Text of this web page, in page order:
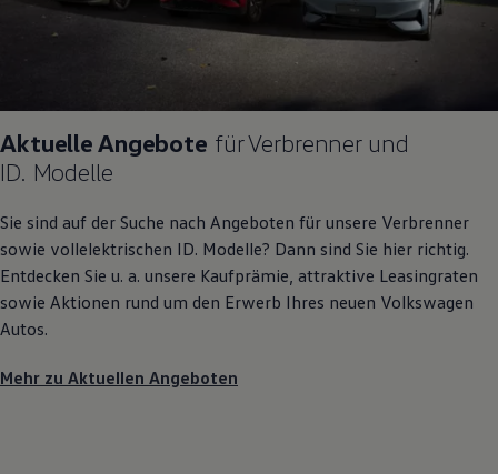
Aktuelle Angebote für Verbrenner und
ID. Modelle
Sie sind auf der Suche nach Angeboten für unsere Verbrenner
sowie vollelektrischen ID. Modelle? Dann sind Sie hier richtig.
Entdecken Sie u. a. unsere Kaufprämie, attraktive Leasingraten
sowie Aktionen rund um den Erwerb Ihres neuen Volkswagen
Autos.
Mehr zu Aktuellen Angeboten